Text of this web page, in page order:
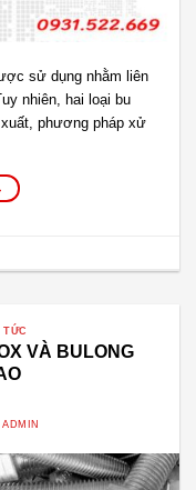
sử dụng nhằm liên
nhiên, hai loại bu
phương pháp xử
TỨC
VÀ BULONG
ADMIN